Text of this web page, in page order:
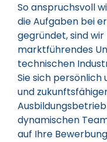
So anspruchsvoll
die Aufgaben bei
gegründet, sind
marktführendes
technischen
Sie sich
und
dynamischen
auf Ihre